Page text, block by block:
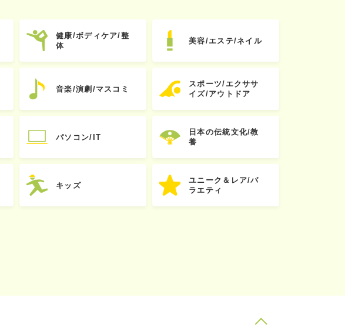
健康/ボディケア/整
体
美容/エステ/ネイル
音楽/演劇/マスコミ
スポーツ/エクササ
イズ/アウトドア
パソコン/IT
日本の伝統文化/教
養
キッズ
ユニーク＆レア/バ
ラエティ